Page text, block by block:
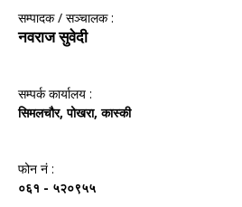
सम्पादक / सञ्‍चालक :
नवराज सुवेदी
सम्पर्क कार्यालय :
सिमलचौर, पोखरा, कास्की
फोन नं‌ :
०६१ - ५२०९५५